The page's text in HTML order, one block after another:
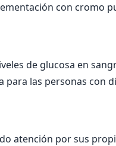
con cromo
de glucosa en
las personas con
atención por sus